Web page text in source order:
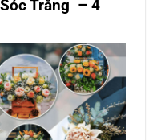
Trăng – 4